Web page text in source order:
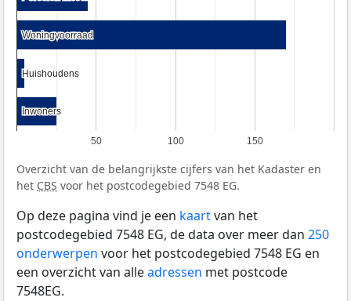
50 100 150
Woningvoorraad
Woningvoorraad
Huishoudens
Huishoudens
Inwoners
Inwoners
Overzicht van de belangrijkste cijfers van het Kadaster en
het CBS voor het postcodegebied 7548 EG.
Op deze pagina vind je een kaartvan het
postcodegebied 7548 EG, de data over meer dan 250
onderwerpen voor het postcodegebied 7548 EG en
een overzicht van alleadressen met postcode
7548EG.